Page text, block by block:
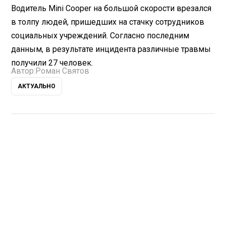
Водитель Mini Cooper на большой скорости врезался
в толпу людей, пришедших на стачку сотрудников
социальных учреждений. Согласно последним
данным, в результате инцидента различные травмы
получили 27 человек.
Автор: Роман Святов
АКТУАЛЬНО